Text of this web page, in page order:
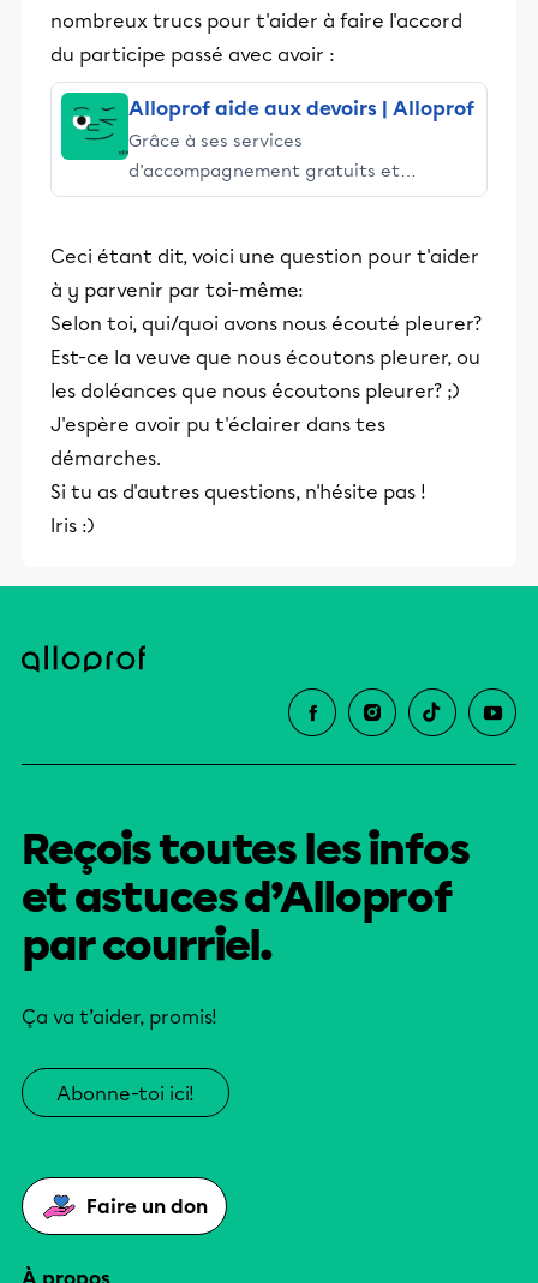
nombreux trucs pour t'aider à faire l'accord
du participe passé avec avoir :
Alloprof aide aux devoirs | Alloprof
Grâce à ses services
d’accompagnement gratuits et
stimulants, Alloprof engage les élèves
éducative.
Ceci étant dit, voici une question pour t'aider
à y parvenir par toi-même:
Selon toi, qui/quoi avons nous écouté pleurer?
Est-ce la veuve que nous écoutons pleurer, ou
les doléances que nous écoutons pleurer? ;)
J'espère avoir pu t'éclairer dans tes
démarches.
Si tu as d'autres questions, n'hésite pas !
Iris :)
Reçois toutes les infos
et astuces d’Alloprof
par courriel.
Ça va t’aider, promis!
Abonne-toi ici!
Faire un don